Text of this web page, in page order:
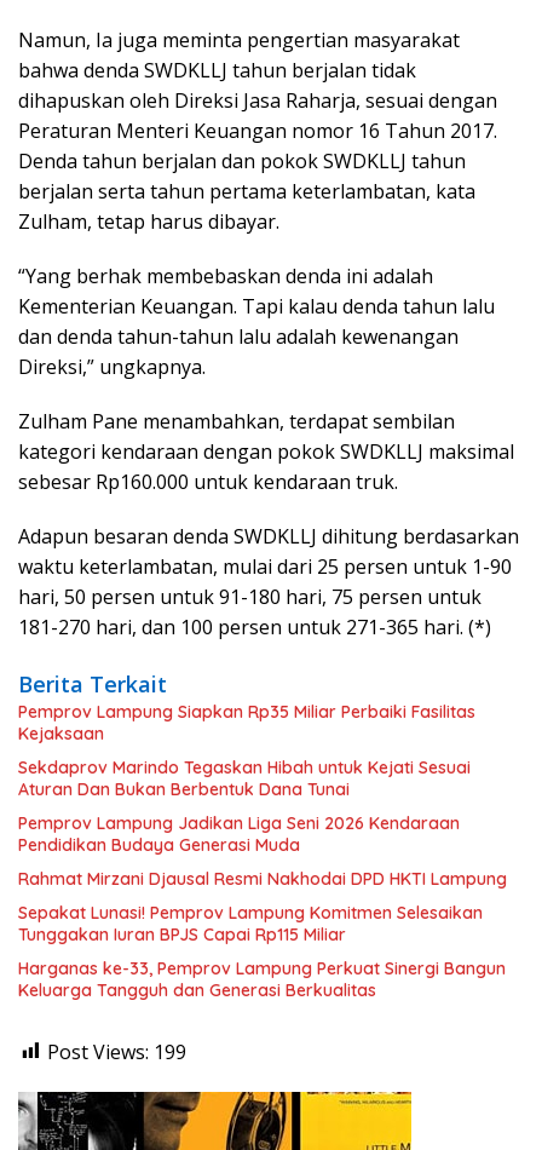
Namun, Ia juga meminta pengertian masyarakat
bahwa denda SWDKLLJ tahun berjalan tidak
dihapuskan oleh Direksi Jasa Raharja, sesuai dengan
Peraturan Menteri Keuangan nomor 16 Tahun 2017.
Denda tahun berjalan dan pokok SWDKLLJ tahun
berjalan serta tahun pertama keterlambatan, kata
Zulham, tetap harus dibayar.
“Yang berhak membebaskan denda ini adalah
Kementerian Keuangan. Tapi kalau denda tahun lalu
dan denda tahun-tahun lalu adalah kewenangan
Direksi,” ungkapnya.
Zulham Pane menambahkan, terdapat sembilan
kategori kendaraan dengan pokok SWDKLLJ maksimal
sebesar Rp160.000 untuk kendaraan truk.
Adapun besaran denda SWDKLLJ dihitung berdasarkan
waktu keterlambatan, mulai dari 25 persen untuk 1-90
hari, 50 persen untuk 91-180 hari, 75 persen untuk
181-270 hari, dan 100 persen untuk 271-365 hari. (*)
Berita Terkait
Pemprov Lampung Siapkan Rp35 Miliar Perbaiki Fasilitas
Kejaksaan
Sekdaprov Marindo Tegaskan Hibah untuk Kejati Sesuai
Aturan Dan Bukan Berbentuk Dana Tunai
Pemprov Lampung Jadikan Liga Seni 2026 Kendaraan
Pendidikan Budaya Generasi Muda
Rahmat Mirzani Djausal Resmi Nakhodai DPD HKTI Lampung
Sepakat Lunasi! Pemprov Lampung Komitmen Selesaikan
Tunggakan Iuran BPJS Capai Rp115 Miliar
Harganas ke-33, Pemprov Lampung Perkuat Sinergi Bangun
Keluarga Tangguh dan Generasi Berkualitas
Post Views: 199